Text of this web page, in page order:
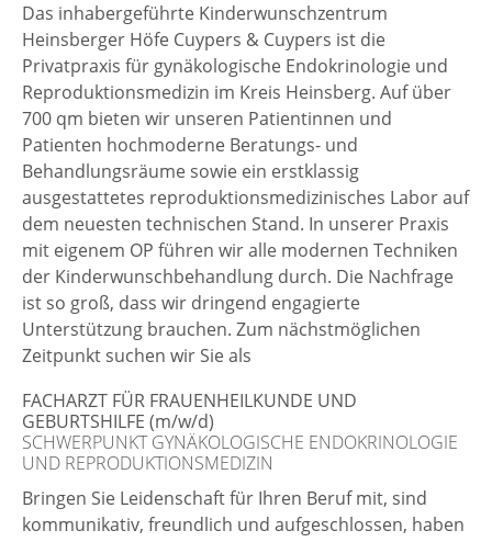
Das inhabergeführte Kinderwunschzentrum
Heinsberger Höfe Cuypers & Cuypers ist die
Privatpraxis für gynäkologische Endokrinologie und
Reproduktionsmedizin im Kreis Heinsberg. Auf über
700 qm bieten wir unseren Patientinnen und
Patienten hochmoderne Beratungs- und
Behandlungsräume sowie ein erstklassig
ausgestattetes reproduktionsmedizinisches Labor auf
dem neuesten technischen Stand. In unserer Praxis
mit eigenem OP führen wir alle modernen Techniken
der Kinderwunschbehandlung durch. Die Nachfrage
ist so groß, dass wir dringend engagierte
Unterstützung brauchen. Zum nächstmöglichen
Zeitpunkt suchen wir Sie als
FACHARZT FÜR FRAUENHEILKUNDE UND
GEBURTSHILFE (m/w/d)
SCHWERPUNKT GYNÄKOLOGISCHE ENDOKRINOLOGIE
UND REPRODUKTIONSMEDIZIN
Bringen Sie Leidenschaft für Ihren Beruf mit, sind
kommunikativ, freundlich und aufgeschlossen, haben